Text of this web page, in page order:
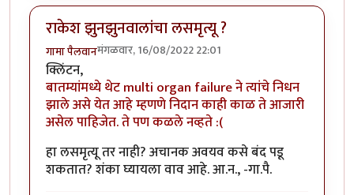
राकेश झुनझुनवालांचा लसमृत्यू ?
गामा पैलवानमंगळवार, 16/08/2022 22:01
क्लिंटन,
बातम्यांमध्ये थेट multi organ failure ने त्यांचे निधन
झाले असे येत आहे म्हणणे निदान काही काळ ते आजारी
असेल पाहिजेत. ते पण कळले नव्हते :(
हा लसमृत्यू तर नाही? अचानक अवयव कसे बंद पडू
शकतात? शंका घ्यायला वाव आहे. आ.न., -गा.पै.